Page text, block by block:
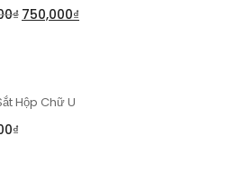
₫ 750,000₫
Hộp Chữ U
₫